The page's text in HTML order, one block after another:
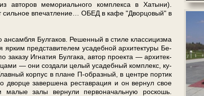
ав­то­ров ме­мо­ри­аль­но­го ком­плек­са в Ха­ты­ни).
сильное впе­чат­ле­ние… ОБЕД в ка­фе "Дворцовый" в
Булгаков. Ре­шен­ный в сти­ле клас­си­циз­ма
пред­ста­ви­те­лем уса­деб­ной ар­хи­тек­ту­ры Бе­
заказу Игнатия Булгака, ав­тор про­ек­та — ар­хи­тек­
— они со­зда­ли целый уса­деб­ный ком­плекс, ку­
кор­пус в пла­не П-образный, в цен­тре портик
за­вер­ше­на ре­став­ра­ция и он вернул свое
за­лы вернули первоначальную рос­кошь.